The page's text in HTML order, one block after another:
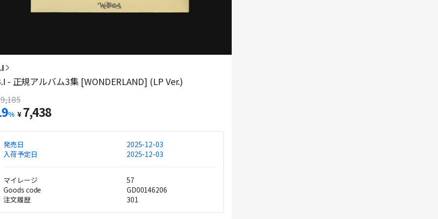
- 正規アルバム3集 [WONDERLAND] (LP Ver.)
9,185
% ¥ 7,438
発売日
2025-12-03
入荷予定日
2025-12-03
マイレージ
57
Goods code
GD00146206
注文履歴
301